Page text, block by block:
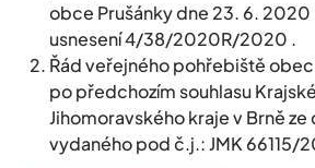
obce Prušánky dne 23. 6.
usnesení 4/38/2020R/2020 .
Řád veřejného pohřebiště
po předchozím souhlasu
Jihomoravského kraje v Brně
vydaného pod č.j.: JMK 66115/